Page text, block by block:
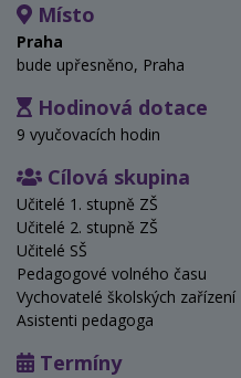
Místo
Praha
bude upřesněno, Praha
Hodinová dotace
9 vyučovacích hodin
Cílová skupina
Učitelé 1. stupně ZŠ
Učitelé 2. stupně ZŠ
Učitelé SŠ
Pedagogové volného času
Vychovatelé školských zařízení
Asistenti pedagoga
Termíny